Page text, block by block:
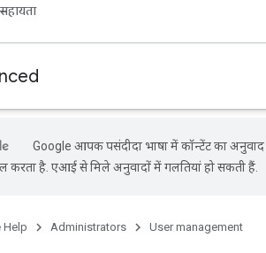
सहायता
Google आपकी पसंदीदा भाषा में कॉन्टेंट का
करता है. एआई से मिले अनुवादों में गलतियां हो सकती हैं.
Help Administrators
User management